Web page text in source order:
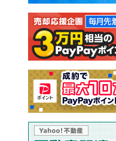
注文住宅
売却査定